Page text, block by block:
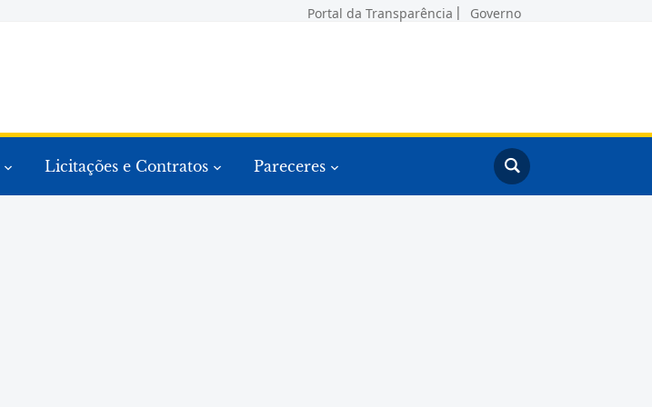
Portal da Transparência Governo
Licitações e Contratos Pareceres